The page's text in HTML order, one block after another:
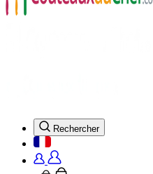
Rechercher